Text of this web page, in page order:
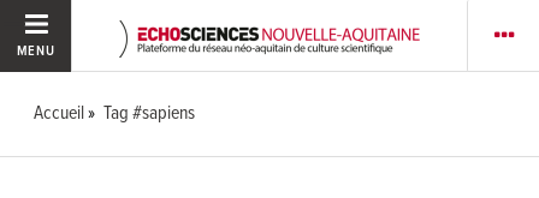
MENU
Accueil Tag #sapiens